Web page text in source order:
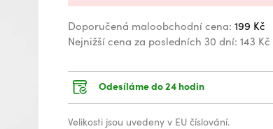
Doporučená maloobchodní cena: 199 Kč
Nejnižší cena za posledních 30 dní: 143 Kč
Odesíláme do 24 hodin
Velikosti jsou uvedeny v EU číslování.